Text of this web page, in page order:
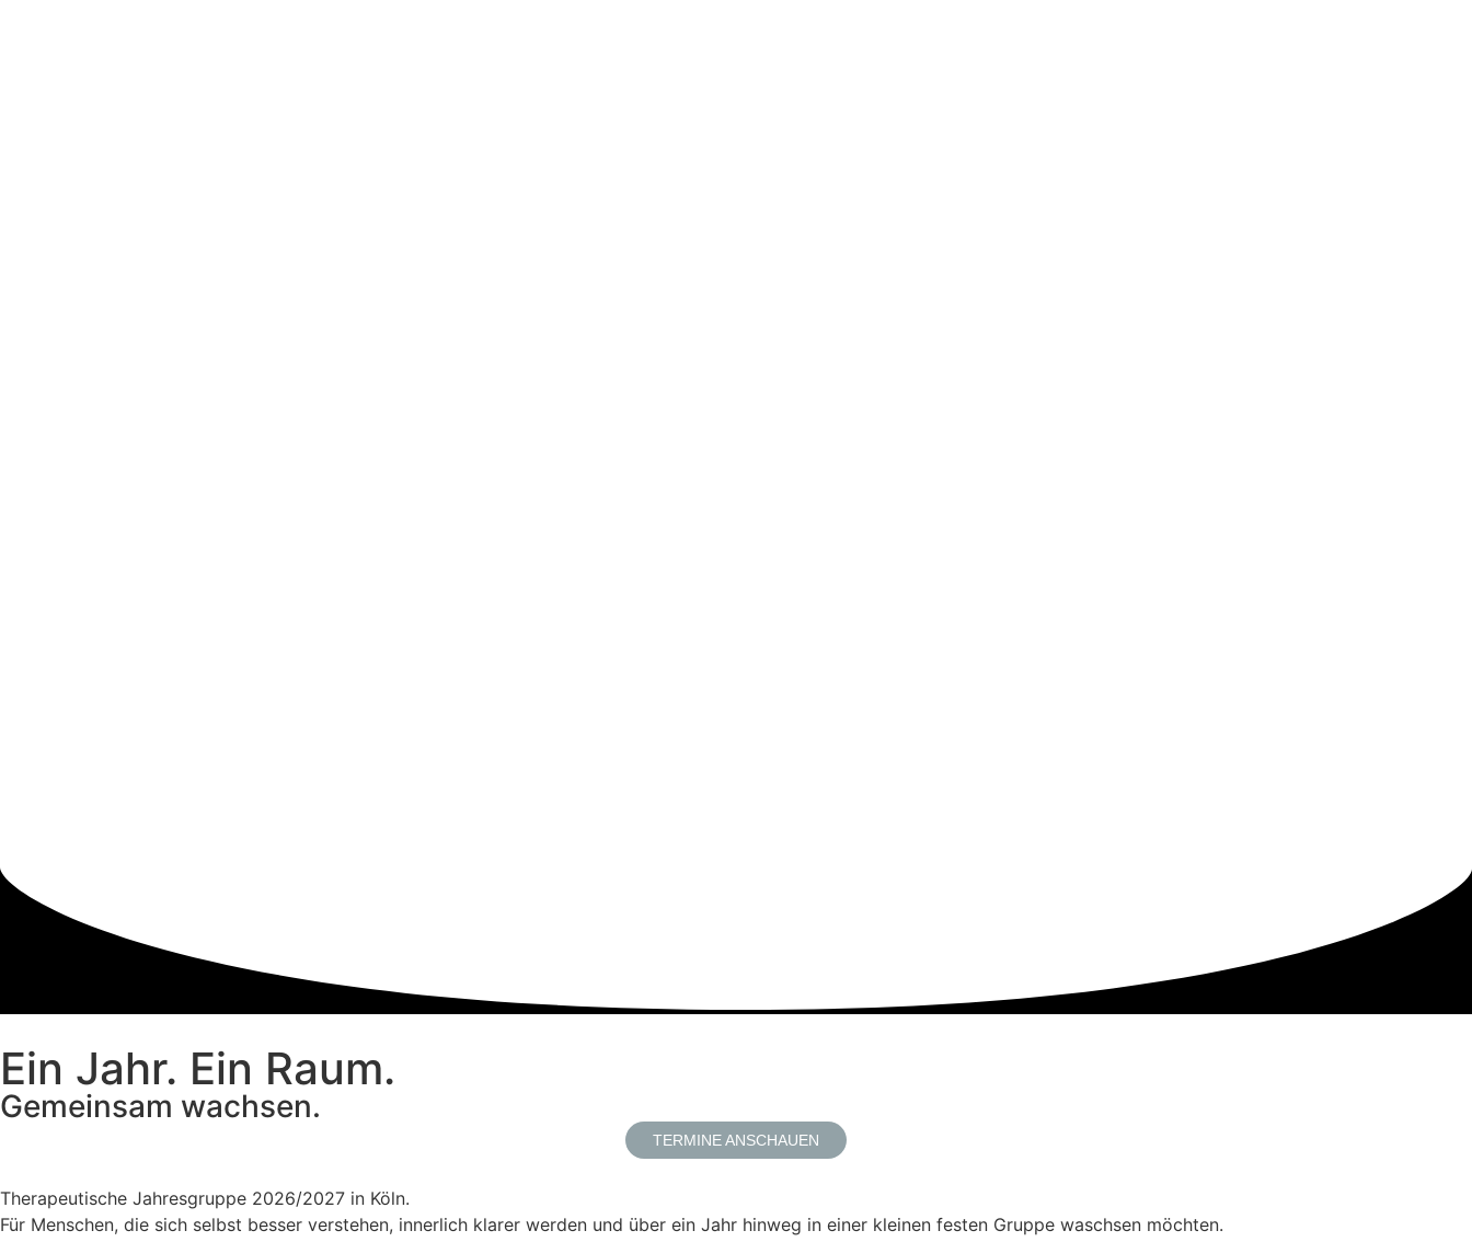
Ein Jahr. Ein Raum.
Gemeinsam wachsen.
TERMINE ANSCHAUEN
Therapeutische Jahresgruppe 2026/2027 in Köln.
Für Menschen, die sich selbst besser verstehen, innerlich klarer werden und über ein Jahr hinweg in einer kleinen festen Gruppe waschsen möchten.